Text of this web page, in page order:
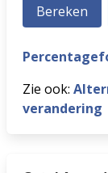
Zie ook:
verandering